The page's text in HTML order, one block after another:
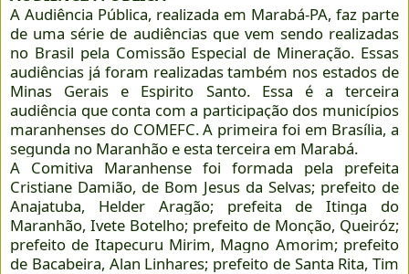
A Audiência Pública, realizada em Marabá-PA, faz parte
de uma série de audiências que vem sendo realizadas
no Brasil pela Comissão Especial de Mineração. Essas
audiências já foram realizadas também nos estados de
Minas Gerais e Espirito Santo. Essa é a terceira
audiência que conta com a participação dos municípios
maranhenses do COMEFC. A primeira foi em Brasília, a
segunda no Maranhão e esta terceira em Marabá.
A Comitiva Maranhense foi formada pela prefeita
Cristiane Damião, de Bom Jesus da Selvas; prefeito de
Anajatuba, Helder Aragão; prefeita de Itinga do
Maranhão, Ivete Botelho; prefeito de Monção, Queiróz;
prefeito de Itapecuru Mirim, Magno Amorim; prefeito
de Bacabeira, Alan Linhares; prefeito de Santa Rita, Tim